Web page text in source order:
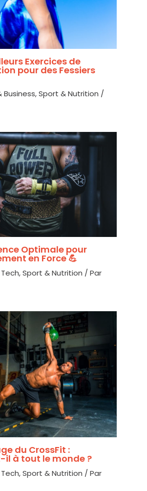
Exercices de
pour des Fessiers
Business,Sport & Nutrition /
Optimale pour
en Force 💪
,Sport & Nutrition / Par
du CrossFit :
il à tout le monde ?
,Sport & Nutrition / Par